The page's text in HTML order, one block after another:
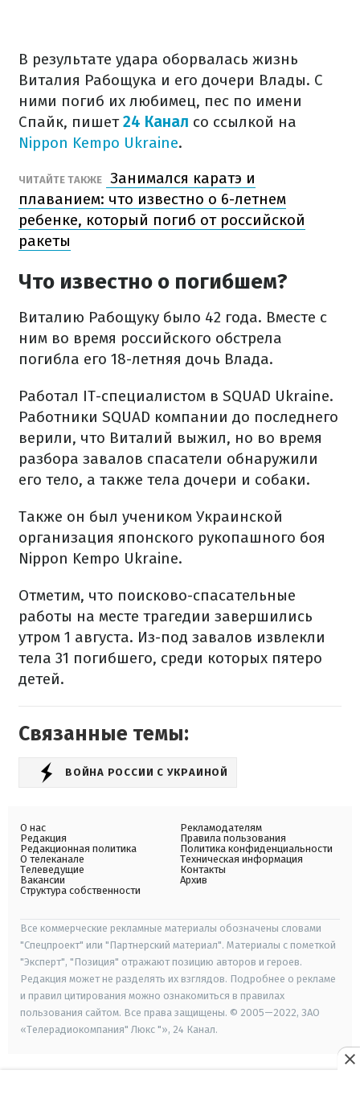
В результате удара оборвалась жизнь
Виталия Рабощука и его дочери Влады. С
ними погиб их любимец, пес по имени
Спайк, пишет24 Канал со ссылкой на
Nippon Kempo Ukraine.
ЧИТАЙТЕ ТАКЖЕ
Занимался каратэ и
плаванием: что известно о 6-летнем
ребенке, который погиб от российской
ракеты
Что известно о погибшем?
Виталию Рабощуку было 42 года. Вместе с
ним во время российского обстрела
погибла его 18-летняя дочь Влада.
Работал IT-специалистом в SQUAD Ukraine.
Работники SQUAD компании до последнего
верили, что Виталий выжил, но во время
разбора завалов спасатели обнаружили
его тело, а также тела дочери и собаки.
Также он был учеником Украинской
организация японского рукопашного боя
Nippon Kempo Ukraine.
Отметим, что поисково-спасательные
работы на месте трагедии завершились
утром 1 августа. Из-под завалов извлекли
тела 31 погибшего, среди которых пятеро
детей.
Связанные темы:
ВОЙНА РОССИИ С УКРАИНОЙ
О нас
Редакция
Редакционная политика
О телеканале
Телеведущие
Вакансии
Структура собственности
Рекламодателям
Правила пользования
Политика конфиденциальности
Техническая информация
Контакты
Архив
Все коммерческие рекламные материалы обозначены словами
"Спецпроект" или "Партнерский материал". Материалы с пометкой
"Эксперт", "Позиция" отражают позицию авторов и героев.
Редакция может не разделять их взглядов. Подробнее о рекламе
и правил цитирования можно ознакомиться в правилах
пользования сайтом. Все права защищены. © 2005—2022, ЗАО
«Телерадиокомпания" Люкс "», 24 Канал.